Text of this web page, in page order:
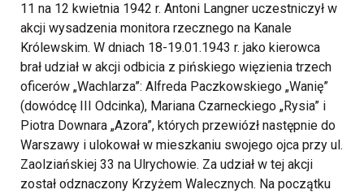
11 na 12 kwietnia 1942 r. Antoni Langner uczestniczył w
akcji wysadzenia monitora rzecznego na Kanale
Królewskim. W dniach 18-19.01.1943 r. jako kierowca
brał udział w akcji odbicia z pińskiego więzienia trzech
oficerów „Wachlarza”: Alfreda Paczkowskiego „Wanię”
(dowódcę III Odcinka), Mariana Czarneckiego „Rysia” i
Piotra Downara „Azora”, których przewiózł następnie do
Warszawy i ulokował w mieszkaniu swojego ojca przy ul.
Zaolziańskiej 33 na Ulrychowie. Za udział w tej akcji
został odznaczony Krzyżem Walecznych. Na początku